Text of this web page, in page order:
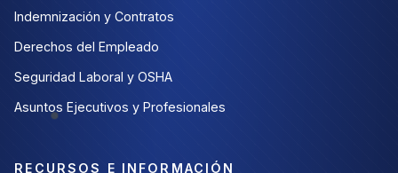
Indemnización y Contratos
Derechos del Empleado
Seguridad Laboral y OSHA
Asuntos Ejecutivos y Profesionales
RECURSOS E INFORMACIÓN